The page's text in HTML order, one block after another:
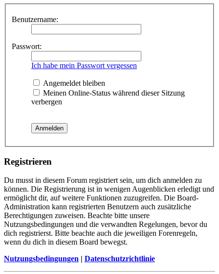
Benutzername:
Passwort:
Ich habe mein Passwort vergessen
Angemeldet bleiben
Meinen Online-Status während dieser Sitzung
verbergen
Registrieren
Du musst in diesem Forum registriert sein, um dich anmelden zu
können. Die Registrierung ist in wenigen Augenblicken erledigt und
ermöglicht dir, auf weitere Funktionen zuzugreifen. Die Board-
Administration kann registrierten Benutzern auch zusätzliche
Berechtigungen zuweisen. Beachte bitte unsere
Nutzungsbedingungen und die verwandten Regelungen, bevor du
dich registrierst. Bitte beachte auch die jeweiligen Forenregeln,
wenn du dich in diesem Board bewegst.
Nutzungsbedingungen | Datenschutzrichtlinie